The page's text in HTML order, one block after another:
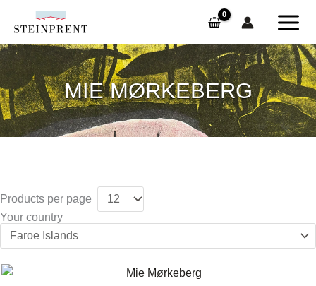
content
MIE MØRKEBERG
Products per page
Your country